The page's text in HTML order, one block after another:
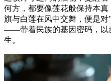
何方，都要像莲花般保持本
旗与白莲在风中交舞，便是
——带着民族的基因密码，以
生。